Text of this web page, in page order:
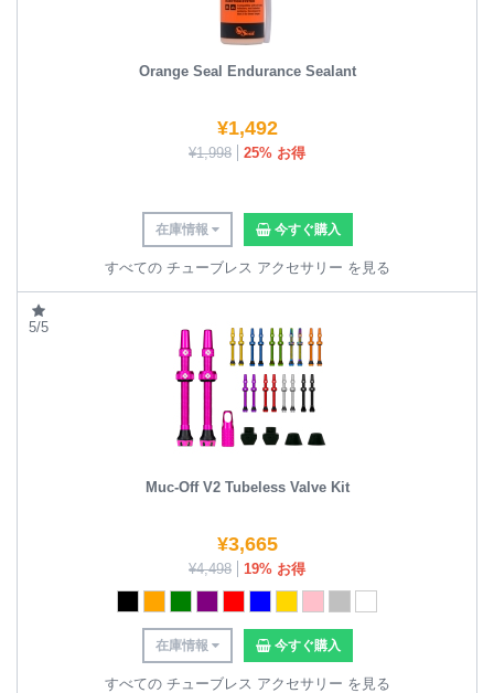
Orange Seal Endurance Sealant
¥1,492
¥1,998 25% お得
在庫情報 今すぐ購入
すべての チューブレス アクセサリー を見る
5/5
Muc-Off V2 Tubeless Valve Kit
¥3,665
¥4,498 19% お得
在庫情報 今すぐ購入
すべての チューブレス アクセサリー を見る